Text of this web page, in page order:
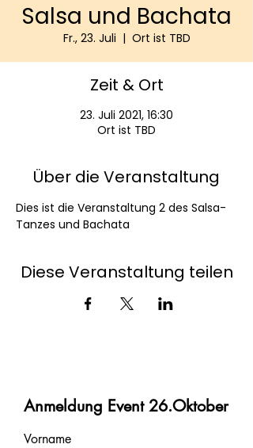
Salsa und Bachata
Fr., 23. Juli
  |
Ort ist TBD
Zeit & Ort
23. Juli 2021, 16:30
Ort ist TBD
Über die Veranstaltung
Dies ist die Veranstaltung 2 des Salsa-
Tanzes und Bachata
Diese Veranstaltung teilen
Anmeldung Event 26.Oktober
Vorname